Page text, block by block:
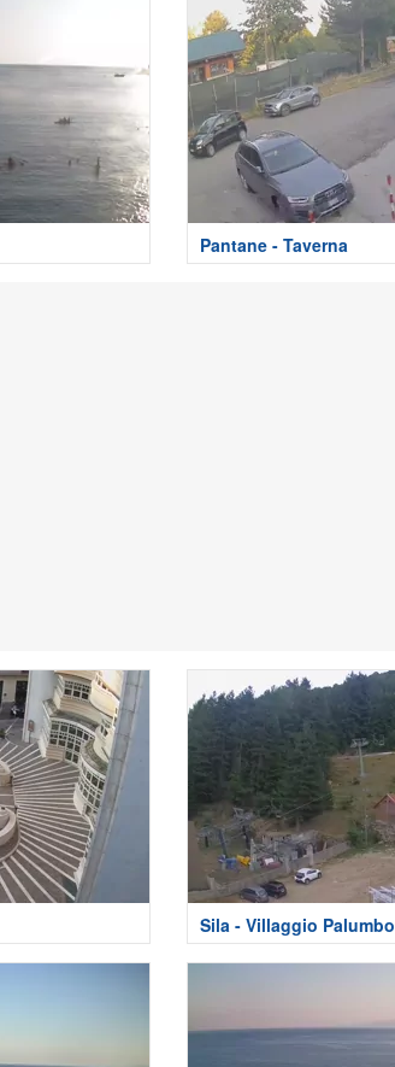
Pantane - Taverna
Sila - Villaggio Palumbo